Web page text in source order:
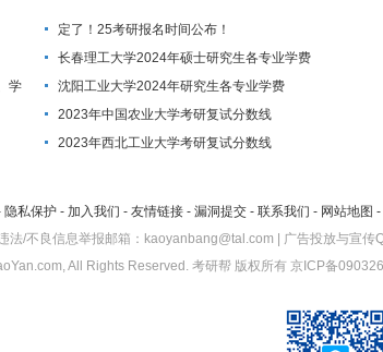
定了！25考研报名时间公布！
长春理工大学2024年硕士研究生各专业学费
学
沈阳工业大学2024年研究生各专业学费
2023年中国农业大学考研复试分数线
2023年西北工业大学考研复试分数线
隐私保护 - 加入我们 - 友情链接 - 漏洞提交 - 联系我们 - 网站地图 -
法/不良信息举报邮箱：kaoyanbang@tal.com | 广告投放与宣传
All Rights Reserved. 考研帮 版权所有 京ICP备